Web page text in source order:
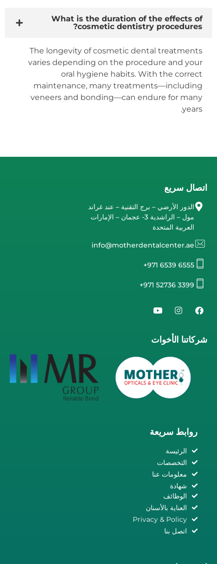
What is the duration of the effects of
cosmetic dentistry procedures?
The longevity of cosmetic dental treatments
varies depending on the procedure and your
oral hygiene habits. With the correct
maintenance, many treatments—including
veneers and bonding—can endure for many
years.
اتصال سريع
الدور الأرضي – برج التقنية – عند غراند
مول – الراشدية 3- عجمان – الإمارات
العربية المتحدة
info@motherdentalcenter.ae
+971 6539 6555
+971 52736 3399
شركاتنا الأخوات
روابط سريعة
الرئيسة
التخصصات
معلومات عنا
شهادة
الوظائف
العناية بالأسنان
Privacy & Policy
اتصل بنا